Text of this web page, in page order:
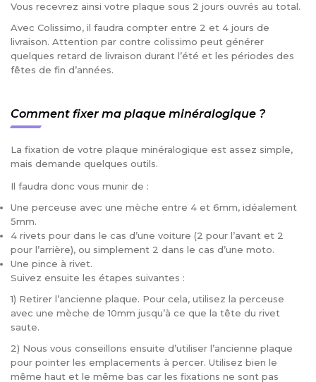
Vous recevrez ainsi votre plaque sous 2 jours ouvrés au total.
Avec Colissimo, il faudra compter entre 2 et 4 jours de
livraison. Attention par contre colissimo peut générer
quelques retard de livraison durant l’été et les périodes des
fêtes de fin d’années.
Comment fixer ma plaque minéralogique ?
La fixation de votre plaque minéralogique est assez simple,
mais demande quelques outils.
Il faudra donc vous munir de :
Une perceuse avec une mèche entre 4 et 6mm, idéalement
5mm.
4 rivets pour dans le cas d’une voiture (2 pour l’avant et 2
pour l’arrière), ou simplement 2 dans le cas d’une moto.
Une pince à rivet.
Suivez ensuite les étapes suivantes :
1) Retirer l’ancienne plaque. Pour cela, utilisez la perceuse
avec une mèche de 10mm jusqu’à ce que la tête du rivet
saute.
2) Nous vous conseillons ensuite d’utiliser l’ancienne plaque
pour pointer les emplacements à percer. Utilisez bien le
même haut et le même bas car les fixations ne sont pas